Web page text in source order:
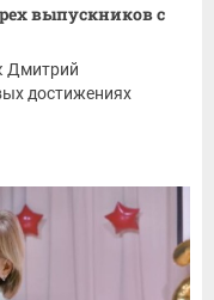
выпускников с
Дмитрий
достижениях